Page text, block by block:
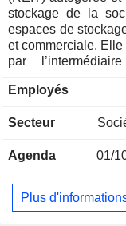
stockage de la
espaces de
et commerciale.
par
des cubes de
zones de
des clients
de charge
peuvent accéder
Employés
Secteur
Agenda 01/
Plus